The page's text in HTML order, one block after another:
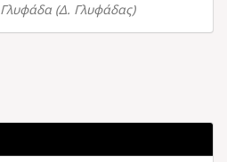
Γλυφάδα (Δ. Γλυφάδας)